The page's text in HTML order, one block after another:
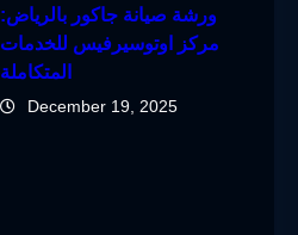
ورشة صيانة جاكور بالرياض:
مركز اوتوسيرفيس للخدمات
المتكاملة
December 19, 2025